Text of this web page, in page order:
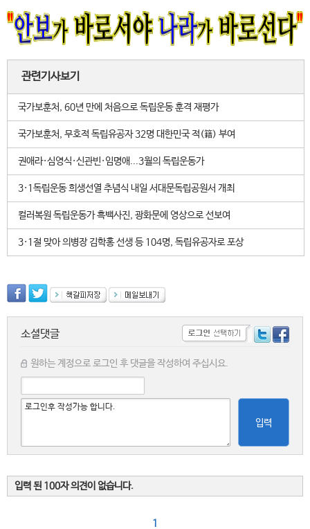
관련기사보기
국가보훈처, 60년 만에 처음으로 독립운동 훈격 재평가
국가보훈처, 무호적 독립유공자 32명 대한민국 적(籍) 부여
권애라·심영식·신관빈·임명애...3월의 독립운동가
3·1독립운동 희생선열 추념식 내일 서대문독립공원서 개최
컬러복원 독립운동가 흑백사진, 광화문에 영상으로 선보여
3·1절 맞아 의병장 김학홍 선생 등 104명, 독립유공자로 포상
소셜댓글
원하는 계정으로 로그인 후 댓글을 작성하여 주십시요.
입력
입력 된 100자 의견이 없습니다.
1